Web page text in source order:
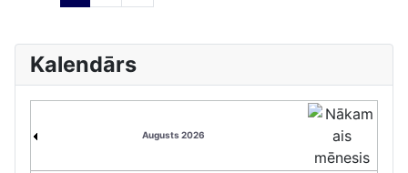
Kalendārs
Augusts 2026